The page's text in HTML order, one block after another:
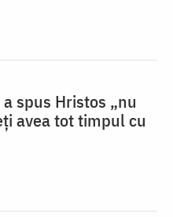
a spus Hristos „nu
avea tot timpul cu